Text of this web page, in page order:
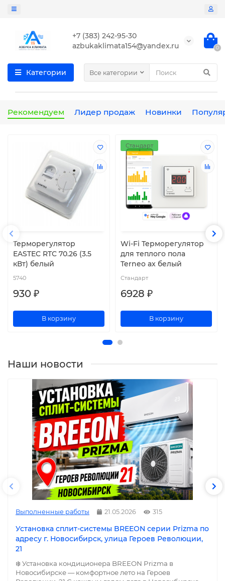
+7 (383) 242-95-30
azbukaklimata154@yandex.ru
0
Категории Все категории
Рекомендуем Лидер продаж Новинки
Терморегулятор
EASTEC RTC 70.26 (3.5
кВт) белый
5740
930 ₽
В корзину
Стандарт
Wi-Fi Терморегулятор
для теплого пола
Terneo ax белый
Стандарт
6928 ₽
В корзину
Наши новости
Выполненные работы 21.05.2026 315
Установка сплит-системы BREEON серии Prizma по
адресу г. Новосибирск, улица Героев Революции,
21
❄️ Установка кондиционера BREEON Prizma в
Новосибирске — комфортное лето на Героев